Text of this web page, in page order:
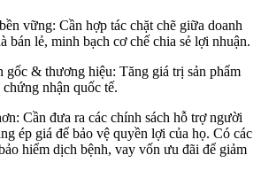
vững: Cần hợp tác chặt chẽ giữa doanh
bán lẻ, minh bạch cơ chế chia sẻ lợi nhuận.
& thương hiệu: Tăng giá trị sản phẩm
nhận quốc tế.
Cần đưa ra các chính sách hỗ trợ người
ép giá để bảo vệ quyền lợi của họ. Có các
hiểm dịch bệnh, vay vốn ưu đãi để giảm